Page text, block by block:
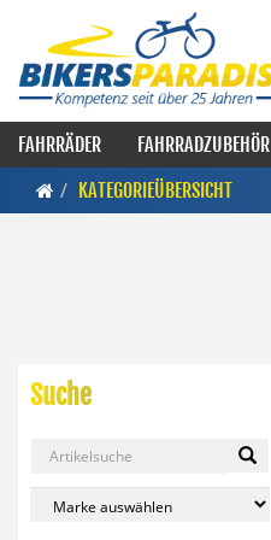
FAHRRÄDER FAHRRADZUBEHÖR
KATEGORIEÜBERSICHT
Suche